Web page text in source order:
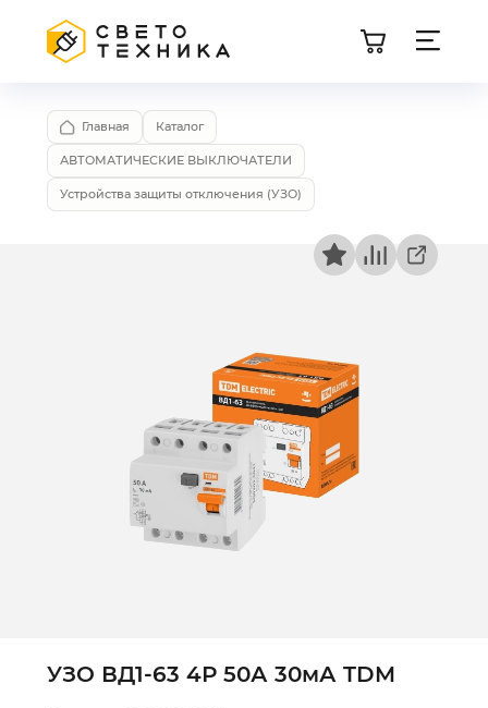
Главная Каталог
АВТОМАТИЧЕСКИЕ ВЫКЛЮЧАТЕЛИ
Устройства защиты отключения (УЗО)
УЗО ВД1-63 4Р 50А 30мА TDM